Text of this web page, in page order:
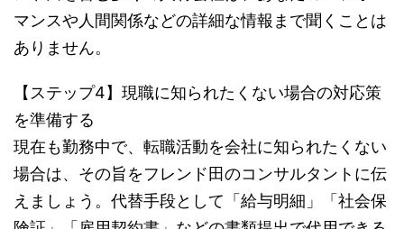
マンスや人間関係などの詳細な情報まで聞くことは
ありません。
【ステップ4】現職に知られたくない場合の対応策
を準備する
現在も勤務中で、転職活動を会社に知られたくない
場合は、その旨をフレンド田のコンサルタントに伝
えましょう。代替手段として「給与明細」「社会保